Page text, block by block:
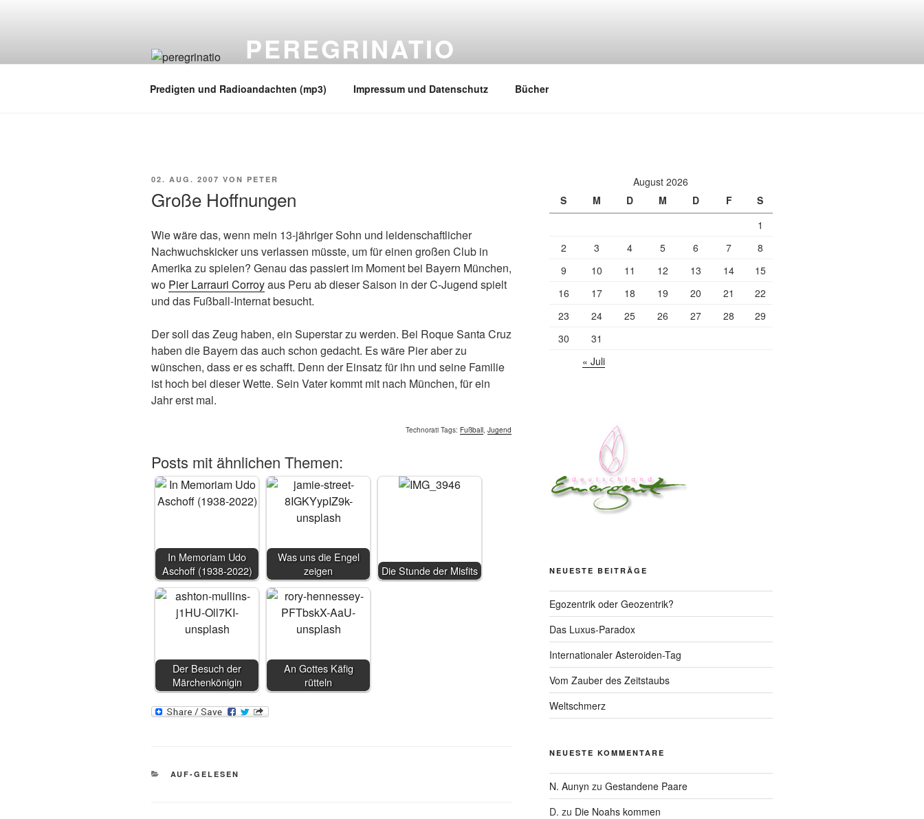
PEREGRINATIO
Predigten und Radioandachten (mp3) Impressum und Datenschutz Bücher
VERÖFFENTLICHT
02. AUG. 2007 VON PETER
Große Hoffnungen
Wie wäre das, wenn mein 13-jähriger Sohn und leidenschaftlicher
Nachwuchskicker uns verlassen müsste, um für einen großen Club in
Amerika zu spielen? Genau das passiert im Moment bei Bayern München,
wo Pier Larrauri Corroyaus Peru ab dieser Saison in der C-Jugend spielt
und das Fußball-Internat besucht.
Der soll das Zeug haben, ein Superstar zu werden. Bei Roque Santa Cruz
haben die Bayern das auch schon gedacht. Es wäre Pier aber zu
wünschen, dass er es schafft. Denn der Einsatz für ihn und seine Familie
ist hoch bei dieser Wette. Sein Vater kommt mit nach München, für ein
Jahr erst mal.
Technorati Tags:Fußball,Jugend
Posts mit ähnlichen Themen:
In Memoriam Udo
Aschoff (1938-2022)
Was uns die Engel
zeigen
Die Stunde der Misfits
Der Besuch der
Märchenkönigin
An Gottes Käfig
rütteln
KATEGORIEN
AUF-GELESEN
August 2026
S
M D M D F
S
1
2
3 4 5 6 7
8
9
10 11 12 13 14
15
16
17 18 19 20 21
22
23
24 25 26 27 28
29
30
31
« Juli
NEUESTE BEITRÄGE
Egozentrik oder Geozentrik?
Das Luxus-Paradox
Internationaler Asteroiden-Tag
Vom Zauber des Zeitstaubs
Weltschmerz
NEUESTE KOMMENTARE
N. Aunyn zu Gestandene Paare
D. zu Die Noahs kommen